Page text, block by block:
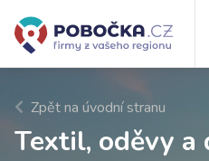
Zpět na úvodní stranu
Textil, oděvy a